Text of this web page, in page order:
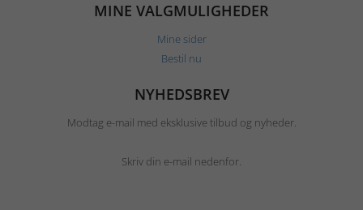
MINE VALGMULIGHEDER
Mine sider
Bestil nu
NYHEDSBREV
Modtag e-mail med eksklusive tilbud og nyheder.
Skriv din e-mail nedenfor.